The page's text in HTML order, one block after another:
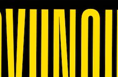
nome di Verona Volley
alle ore 20.00,
in
al
servizio al palazzetto